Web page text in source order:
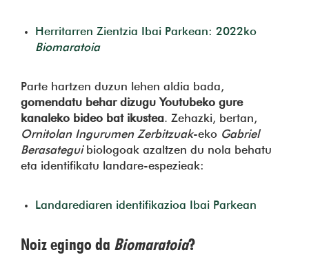
Herritarren Zientzia Ibai Parkean: 2022ko
Biomaratoia
Parte hartzen duzun lehen aldia bada,
gomendatu behar dizugu Youtubeko gure
kanaleko bideo bat ikustea. Zehazki, bertan,
Ornitolan Ingurumen Zerbitzuak-eko Gabriel
Berasateguibiologoak azaltzen du nola behatu
eta identifikatu landare-espezieak:
Landarediaren identifikazioa Ibai Parkean
Noiz egingo da Biomaratoia?